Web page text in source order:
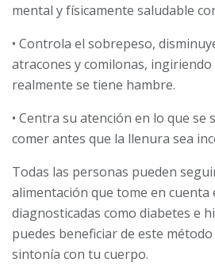
mental y físicamente saludable
• Controla el sobrepeso,
atracones y comilonas,
realmente se tiene hambre.
• Centra su atención en lo que se
comer antes que la llenura sea
Todas las personas pueden
alimentación que tome en cuenta
diagnosticadas como diabetes e
puedes beneficiar de este
sintonía con tu cuerpo.